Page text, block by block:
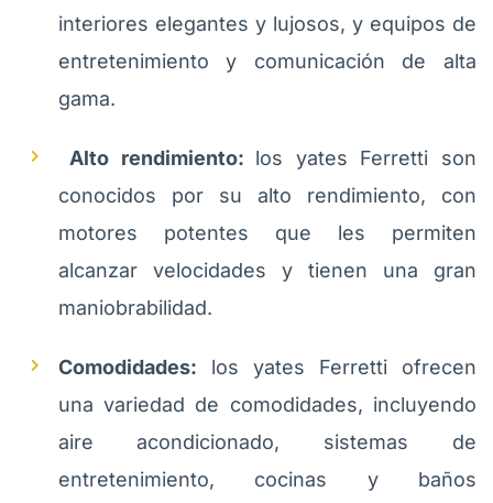
interiores elegantes y lujosos, y equipos de
entretenimiento y comunicación de alta
gama.
Alto rendimiento: los yates Ferretti son
conocidos por su alto rendimiento, con
motores potentes que les permiten
alcanzar velocidades y tienen una gran
maniobrabilidad.
Comodidades: los yates Ferretti ofrecen
una variedad de comodidades, incluyendo
aire acondicionado, sistemas de
entretenimiento, cocinas y baños